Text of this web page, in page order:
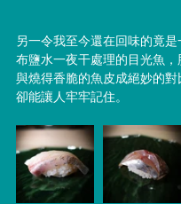
另一令我至今還在回味的竟
布鹽水一夜干處理的目光魚
與燒得香脆的魚皮成絕妙的
卻能讓人牢牢記住。